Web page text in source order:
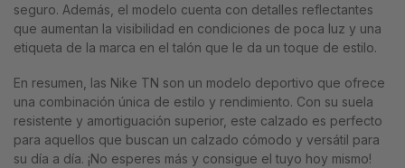
seguro. Además, el modelo cuenta con detalles reflectantes
que aumentan la visibilidad en condiciones de poca luz y una
etiqueta de la marca en el talón que le da un toque de estilo.
En resumen, las Nike TN son un modelo deportivo que ofrece
una combinación única de estilo y rendimiento. Con su suela
resistente y amortiguación superior, este calzado es perfecto
para aquellos que buscan un calzado cómodo y versátil para
su día a día. ¡No esperes más y consigue el tuyo hoy mismo!